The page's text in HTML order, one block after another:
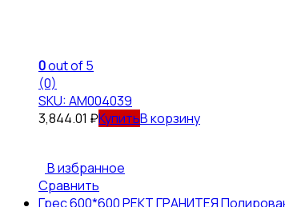
0out of 5
(0)
SKU: АМ004039
3,844.01 ₽ В корзину
В избранное
Сравнить
Грес 600*600 РЕКТ ГРАНИТЕЯ